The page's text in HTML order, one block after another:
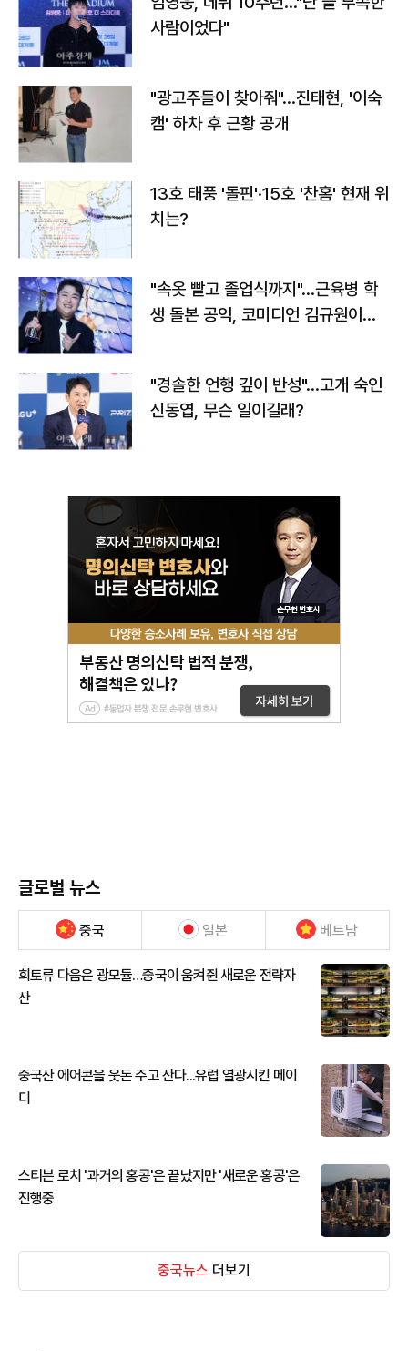
사람이었다"
"광고주들이 찾아줘"…진태현, '이숙
캠' 하차 후 근황 공개
13호 태풍 '돌핀'·15호 '찬홈' 현재 위
치는?
"속옷 빨고 졸업식까지"…근육병 학
생 돌본 공익, 코미디언 김규원이었
"경솔한 언행 깊이 반성"…고개 숙인
신동엽, 무슨 일이길래?
글로벌 뉴스
중국 일본 베트남
희토류 다음은 광모듈…중국이 움켜쥔 새로운 전략자
산
중국산 에어콘을 웃돈 주고 산다...유럽 열광시킨 메이
디
스티븐 로치 '과거의 홍콩'은 끝났지만 '새로운 홍콩'은
진행중
중국뉴스 더보기